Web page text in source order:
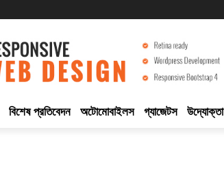
বিশেষ প্রতিবেদন অটোমোবাইলস গ্যাজেটস উদ্যোক্তা